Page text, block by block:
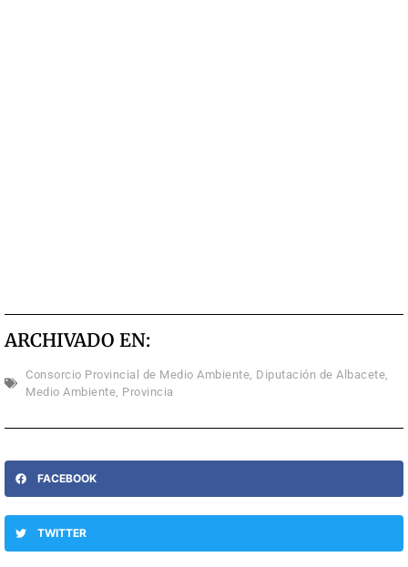
ARCHIVADO EN:
Consorcio Provincial de Medio Ambiente Diputación de Albacete
Medio Ambiente Provincia
FACEBOOK
TWITTER